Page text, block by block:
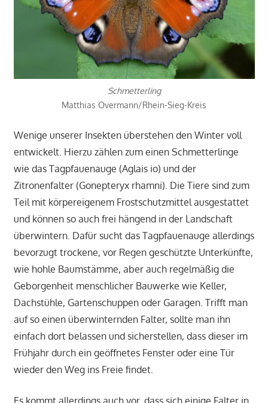
Schmetterling
Matthias Overmann/Rhein-Sieg-Kreis
Wenige unserer Insekten überstehen den Winter voll
entwickelt. Hierzu zählen zum einen Schmetterlinge
wie das Tagpfauenauge (Aglais io) und der
Zitronenfalter (Gonepteryx rhamni). Die Tiere sind zum
Teil mit körpereigenem Frostschutzmittel ausgestattet
und können so auch frei hängend in der Landschaft
überwintern. Dafür sucht das Tagpfauenauge allerdings
bevorzugt trockene, vor Regen geschützte Unterkünfte,
wie hohle Baumstämme, aber auch regelmäßig die
Geborgenheit menschlicher Bauwerke wie Keller,
Dachstühle, Gartenschuppen oder Garagen. Trifft man
auf so einen überwinternden Falter, sollte man ihn
einfach dort belassen und sicherstellen, dass dieser im
Frühjahr durch ein geöffnetes Fenster oder eine Tür
wieder den Weg ins Freie findet.